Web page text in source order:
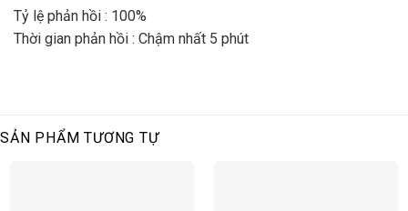
Tỷ lệ phản hồi : 100%
Thời gian phản hồi : Chậm nhất 5 phút
SẢN PHẨM TƯƠNG TỰ